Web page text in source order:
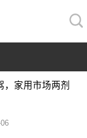
，家用市场两剂